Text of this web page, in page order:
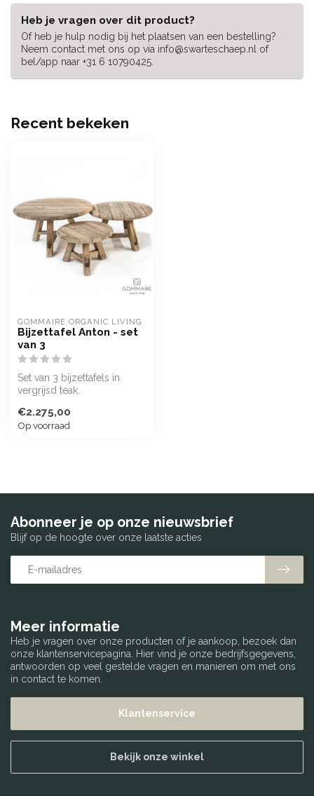
Heb je vragen over dit product?
Of heb je hulp nodig bij het plaatsen van een bestelling?
Neem contact met ons op via info@swarteschaep.nl of
bel/app naar +31 6 10790425.
Recent bekeken
GOMMAIRE ORGANIC LIVING
Bijzettafel Anton - set
van 3
Set van 3 bijzettafels in
vergrijsd teak.
€2.275,00
Op voorraad
Meer informatie
Heb je vragen over onze producten of je aankoop, bezoek dan
onze klantenservicepagina. Hier vind je onze bedrijfsgegevens,
antwoorden op veel gestelde vragen en manieren om met ons
in contact te komen.
Klantenservice
Bekijk onze winkel
Abonneer je op onze nieuwsbrief
Blijf op de hoogte over onze laatste acties